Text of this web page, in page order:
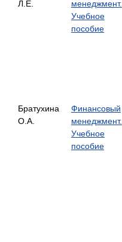
Л.Е.
менеджмент.
Учебное
пособие
Братухина
О.А.
Финансовый
менеджмент.
Учебное
пособие